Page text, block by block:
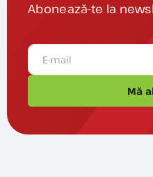
Abonează-te la
Mă